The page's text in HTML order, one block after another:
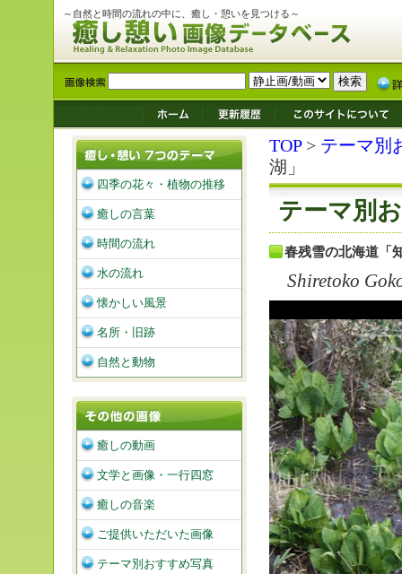
～自然と時間の流れの中に、癒し・憩いを見つける～
TOP> テーマ別
湖」
テーマ別
春残雪の北海道「
Shiretoko
四季の花々・植物の推移
癒しの言葉
時間の流れ
水の流れ
懐かしい風景
名所・旧跡
自然と動物
癒しの動画
文学と画像・一行四窓
癒しの音楽
ご提供いただいた画像
テーマ別おすすめ写真